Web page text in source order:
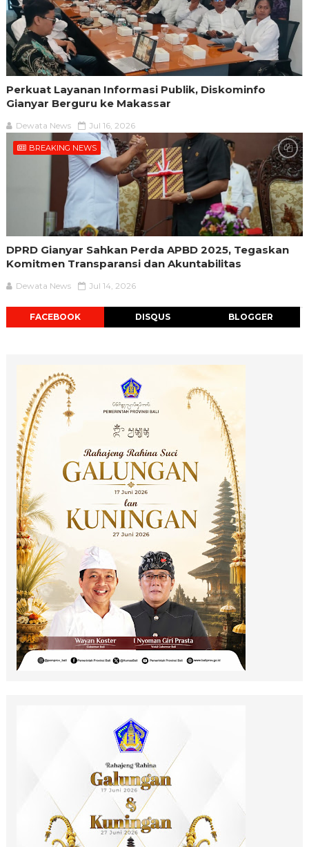
Perkuat Layanan Informasi Publik, Diskominfo
Gianyar Berguru ke Makassar
Dewata News Jul 16, 2026
BREAKING NEWS
DPRD Gianyar Sahkan Perda APBD 2025, Tegaskan
Komitmen Transparansi dan Akuntabilitas
Dewata News Jul 14, 2026
FACEBOOK DISQUS BLOGGER